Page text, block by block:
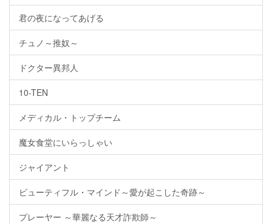
君の夜になってあげる
チュノ～推奴～
ドクター異邦人
10-TEN
メディカル・トップチーム
魔女食堂にいらっしゃい
ジャイアント
ビューティフル・マインド～愛が起こした奇跡～
プレーヤー ～華麗なる天才詐欺師～